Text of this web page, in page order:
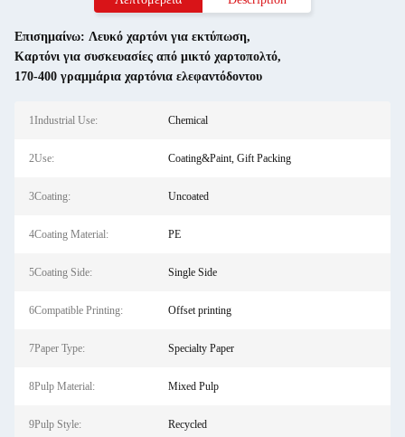
Επισημαίνω: Λευκό χαρτόνι για εκτύπωση,
Καρτόνι για συσκευασίες από μικτό χαρτοπολτό,
170-400 γραμμάρια χαρτόνια ελεφαντόδοντου
1Industrial Use: Chemical
2Use: Coating&Paint, Gift Packing
3Coating: Uncoated
4Coating Material: PE
5Coating Side: Single Side
6Compatible Printing: Offset printing
7Paper Type: Specialty Paper
8Pulp Material: Mixed Pulp
9Pulp Style: Recycled